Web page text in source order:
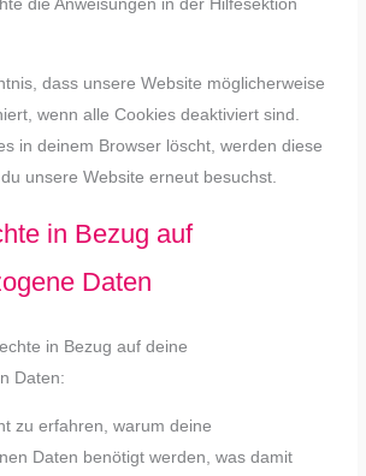
dass unsere Website möglicherweise
wenn alle Cookies deaktiviert sind.
in deinem Browser löscht, werden diese
unsere Website erneut besuchst.
in Bezug auf
Daten
in Bezug auf deine
Daten:
zu erfahren, warum deine
Daten benötigt werden, was damit